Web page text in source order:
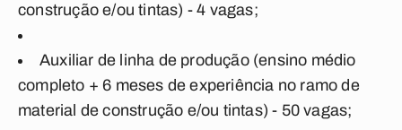
construção e/ou tintas) - 4 vagas;
Auxiliar de linha de produção (ensino médio
completo + 6 meses de experiência no ramo de
material de construção e/ou tintas) - 50 vagas;